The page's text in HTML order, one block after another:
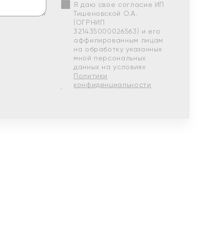
Я даю свое согласие ИП
Тишеновской О.А.
(ОГРНИП
321435000026563) и его
аффилированным лицам
на обработку указанных
мной персональных
данных на условиях
Политики
конфиденциальности